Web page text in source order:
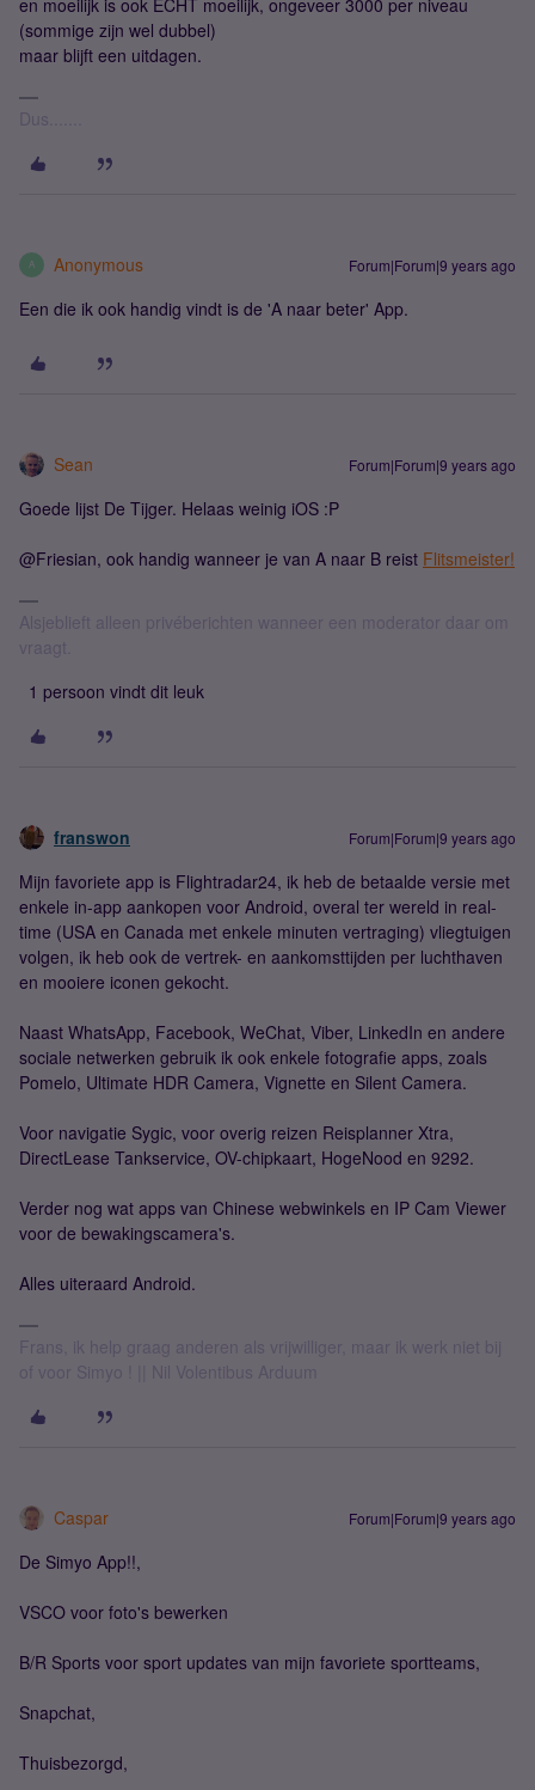
(sommige zijn wel dubbel)
maar blijft een uitdagen.
Dus.......
A Anonymous Forum|Forum|9 years ago
Een die ik ook handig vindt is de 'A naar beter' App.
Sean Forum|Forum|9 years ago
Goede lijst De Tijger. Helaas weinig iOS :P
@Friesian, ook handig wanneer je van A naar B reist Flitsmeister!
Alsjeblieft alleen privéberichten wanneer een moderator daar om
vraagt.
1 persoon vindt dit leuk
franswon Forum|Forum|9 years ago
Mijn favoriete app is Flightradar24, ik heb de betaalde versie met
enkele in-app aankopen voor Android, overal ter wereld in real-
time (USA en Canada met enkele minuten vertraging) vliegtuigen
volgen, ik heb ook de vertrek- en aankomsttijden per luchthaven
en mooiere iconen gekocht.
Naast WhatsApp, Facebook, WeChat, Viber, LinkedIn en andere
sociale netwerken gebruik ik ook enkele fotografie apps, zoals
Pomelo, Ultimate HDR Camera, Vignette en Silent Camera.
Voor navigatie Sygic, voor overig reizen Reisplanner Xtra,
DirectLease Tankservice, OV-chipkaart, HogeNood en 9292.
Verder nog wat apps van Chinese webwinkels en IP Cam Viewer
voor de bewakingscamera's.
Alles uiteraard Android.
Frans, ik help graag anderen als vrijwilliger, maar ik werk niet bij
of voor Simyo ! || Nil Volentibus Arduum
Caspar Forum|Forum|9 years ago
De Simyo App!!,
VSCO voor foto's bewerken
B/R Sports voor sport updates van mijn favoriete sportteams,
Snapchat,
Thuisbezorgd,